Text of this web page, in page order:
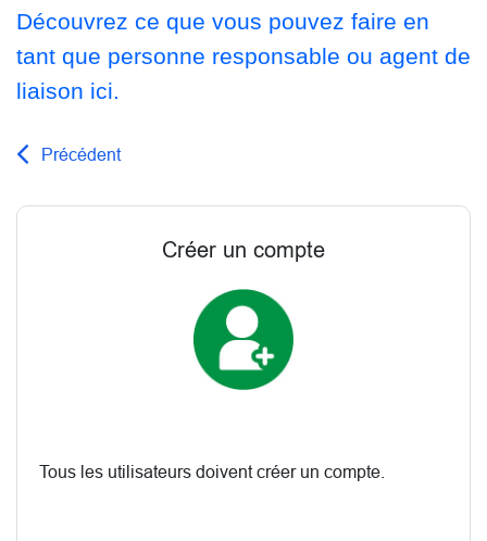
Découvrez ce que vous pouvez faire en
tant que personne responsable ou agent de
liaison ici.
Précédent
Créer un compte
Tous les utilisateurs doivent créer un compte.